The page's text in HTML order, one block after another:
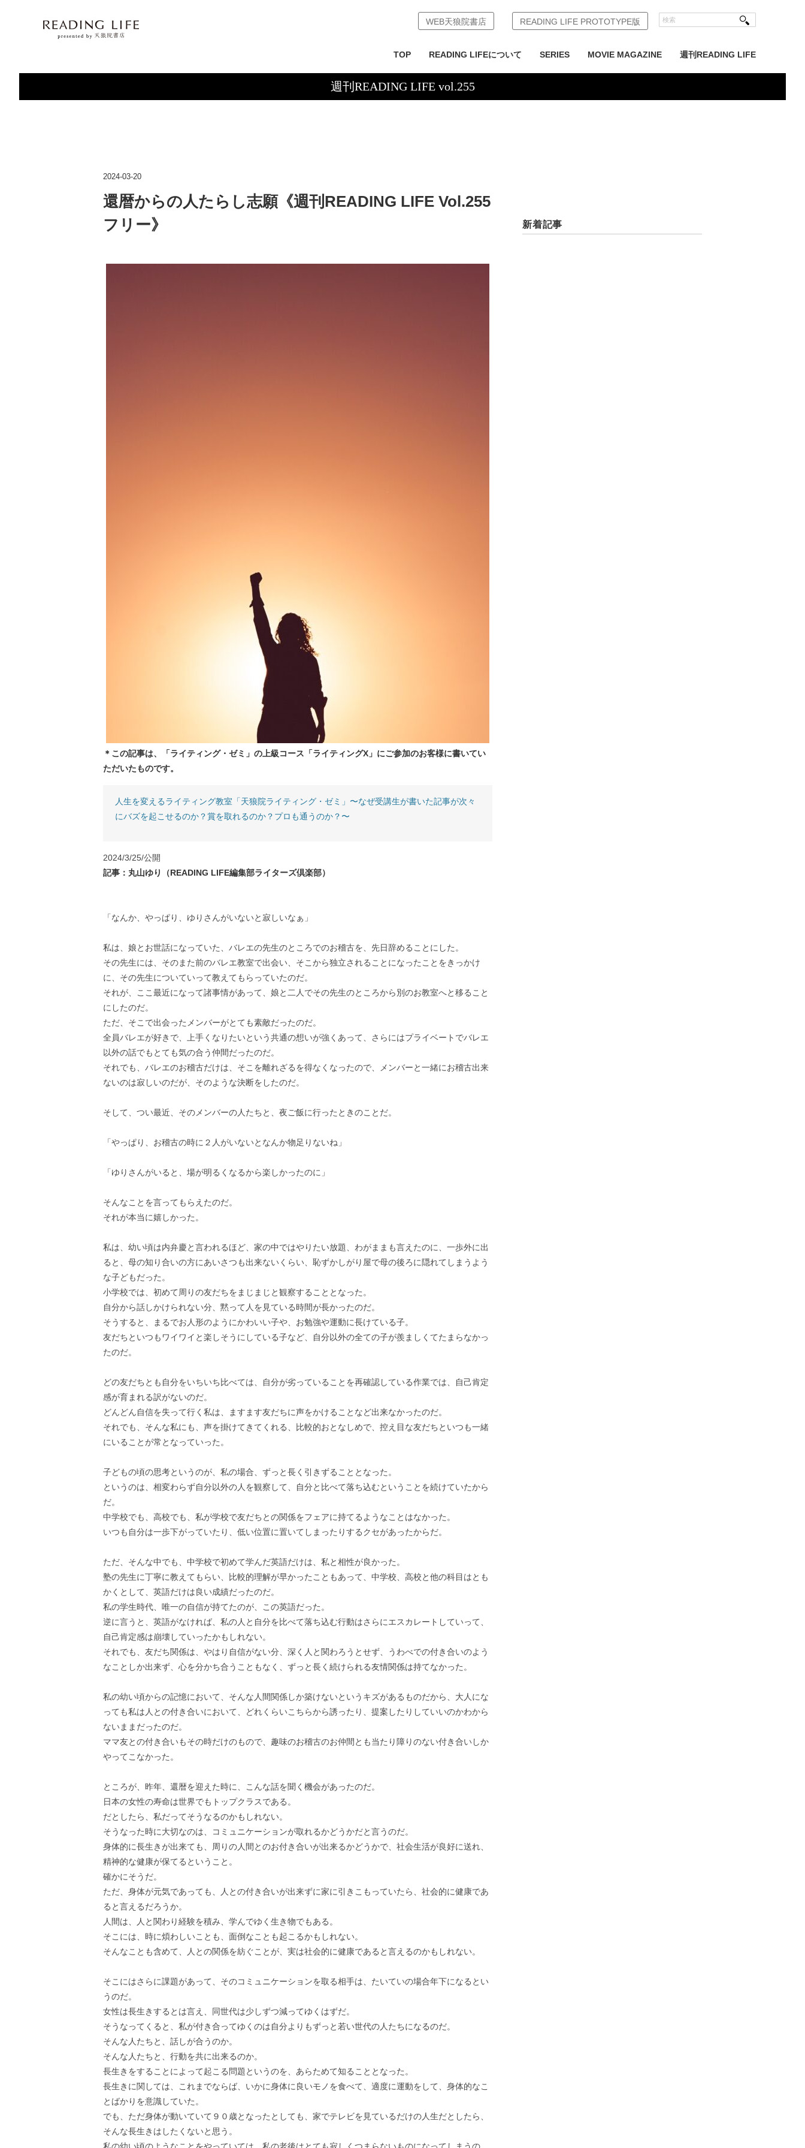
TOP READING LIFEについて SERIES MOVIE MAGAZINE 週刊READING LIFE
WEB天狼院書店 READING LIFE PROTOTYPE版
週刊READING LIFE vol.255
2024-03-20
還暦からの人たらし志願《週刊READING LIFE Vol.255
フリー》
＊この記事は、「ライティング・ゼミ」の上級コース「ライティングX」にご参加のお客様に書いてい
ただいたものです。
人生を変えるライティング教室「天狼院ライティング・ゼミ」〜なぜ受講生が書いた記事が次々
にバズを起こせるのか？賞を取れるのか？プロも通うのか？〜
2024/3/25/公開
記事：丸山ゆり（READING LIFE編集部ライターズ倶楽部）
「なんか、やっぱり、ゆりさんがいないと寂しいなぁ」
私は、娘とお世話になっていた、バレエの先生のところでのお稽古を、先日辞めることにした。
その先生には、そのまた前のバレエ教室で出会い、そこから独立されることになったことをきっかけ
に、その先生についていって教えてもらっていたのだ。
それが、ここ最近になって諸事情があって、娘と二人でその先生のところから別のお教室へと移ること
にしたのだ。
ただ、そこで出会ったメンバーがとても素敵だったのだ。
全員バレエが好きで、上手くなりたいという共通の想いが強くあって、さらにはプライベートでバレエ
以外の話でもとても気の合う仲間だったのだ。
それでも、バレエのお稽古だけは、そこを離れざるを得なくなったので、メンバーと一緒にお稽古出来
ないのは寂しいのだが、そのような決断をしたのだ。
そして、つい最近、そのメンバーの人たちと、夜ご飯に行ったときのことだ。
「やっぱり、お稽古の時に２人がいないとなんか物足りないね」
「ゆりさんがいると、場が明るくなるから楽しかったのに」
そんなことを言ってもらえたのだ。
それが本当に嬉しかった。
私は、幼い頃は内弁慶と言われるほど、家の中ではやりたい放題、わがままも言えたのに、一歩外に出
ると、母の知り合いの方にあいさつも出来ないくらい、恥ずかしがり屋で母の後ろに隠れてしまうよう
な子どもだった。
小学校では、初めて周りの友だちをまじまじと観察することとなった。
自分から話しかけられない分、黙って人を見ている時間が長かったのだ。
そうすると、まるでお人形のようにかわいい子や、お勉強や運動に長けている子。
友だちといつもワイワイと楽しそうにしている子など、自分以外の全ての子が羨ましくてたまらなかっ
たのだ。
どの友だちとも自分をいちいち比べては、自分が劣っていることを再確認している作業では、自己肯定
感が育まれる訳がないのだ。
どんどん自信を失って行く私は、ますます友だちに声をかけることなど出来なかったのだ。
それでも、そんな私にも、声を掛けてきてくれる、比較的おとなしめで、控え目な友だちといつも一緒
にいることが常となっていった。
子どもの頃の思考というのが、私の場合、ずっと長く引きずることとなった。
というのは、相変わらず自分以外の人を観察して、自分と比べて落ち込むということを続けていたから
だ。
中学校でも、高校でも、私が学校で友だちとの関係をフェアに持てるようなことはなかった。
いつも自分は一歩下がっていたり、低い位置に置いてしまったりするクセがあったからだ。
ただ、そんな中でも、中学校で初めて学んだ英語だけは、私と相性が良かった。
塾の先生に丁寧に教えてもらい、比較的理解が早かったこともあって、中学校、高校と他の科目はとも
かくとして、英語だけは良い成績だったのだ。
私の学生時代、唯一の自信が持てたのが、この英語だった。
逆に言うと、英語がなければ、私の人と自分を比べて落ち込む行動はさらにエスカレートしていって、
自己肯定感は崩壊していったかもしれない。
それでも、友だち関係は、やはり自信がない分、深く人と関わろうとせず、うわべでの付き合いのよう
なことしか出来ず、心を分かち合うこともなく、ずっと長く続けられる友情関係は持てなかった。
私の幼い頃からの記憶において、そんな人間関係しか築けないというキズがあるものだから、大人にな
っても私は人との付き合いにおいて、どれくらいこちらから誘ったり、提案したりしていいのかわから
ないままだったのだ。
ママ友との付き合いもその時だけのもので、趣味のお稽古のお仲間とも当たり障りのない付き合いしか
やってこなかった。
ところが、昨年、還暦を迎えた時に、こんな話を聞く機会があったのだ。
日本の女性の寿命は世界でもトップクラスである。
だとしたら、私だってそうなるのかもしれない。
そうなった時に大切なのは、コミュニケーションが取れるかどうかだと言うのだ。
身体的に長生きが出来ても、周りの人間とのお付き合いが出来るかどうかで、社会生活が良好に送れ、
精神的な健康が保てるということ。
確かにそうだ。
ただ、身体が元気であっても、人との付き合いが出来ずに家に引きこもっていたら、社会的に健康であ
ると言えるだろうか。
人間は、人と関わり経験を積み、学んでゆく生き物でもある。
そこには、時に煩わしいことも、面倒なことも起こるかもしれない。
そんなことも含めて、人との関係を紡ぐことが、実は社会的に健康であると言えるのかもしれない。
そこにはさらに課題があって、そのコミュニケーションを取る相手は、たいていの場合年下になるとい
うのだ。
女性は長生きするとは言え、同世代は少しずつ減ってゆくはずだ。
そうなってくると、私が付き合ってゆくのは自分よりもずっと若い世代の人たちになるのだ。
そんな人たちと、話しが合うのか。
そんな人たちと、行動を共に出来るのか。
長生きをすることによって起こる問題というのを、あらためて知ることとなった。
長生きに関しては、これまでならば、いかに身体に良いモノを食べて、適度に運動をして、身体的なこ
とばかりを意識していた。
でも、ただ身体が動いていて９０歳となったとしても、家でテレビを見ているだけの人生だとしたら、
そんな長生きはしたくないと思う。
新着記事